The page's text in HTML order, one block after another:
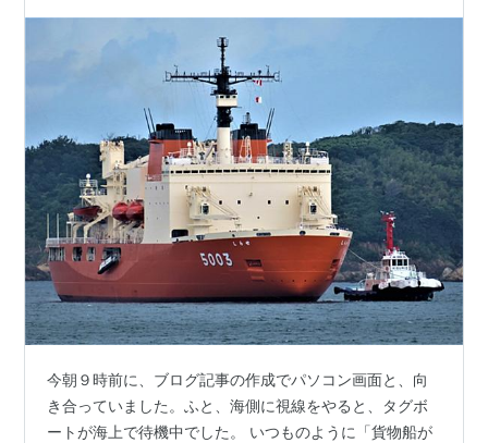
今朝９時前に、ブログ記事の作成でパソコン画面と、向
き合っていました。ふと、海側に視線をやると、タグボ
ートが海上で待機中でした。 いつものように「貨物船が